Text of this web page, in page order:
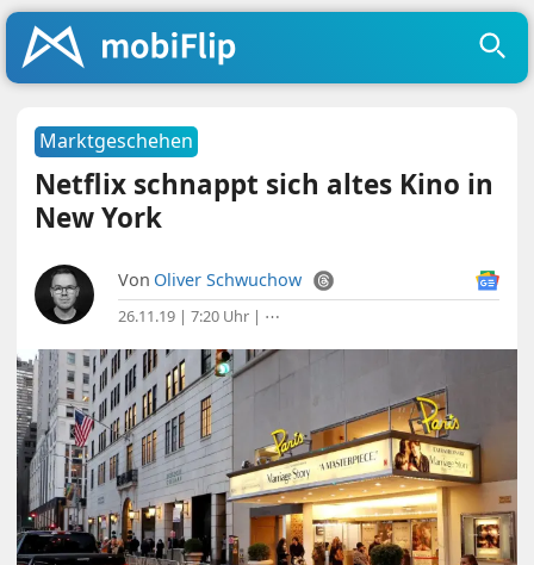
Marktgeschehen
Netflix schnappt sich altes Kino in
New York
Von Oliver Schwuchow
26.11.19 | 7:20 Uhr | ⋯